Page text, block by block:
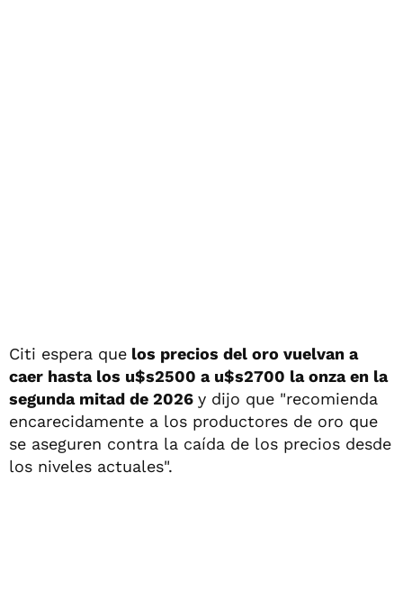
Citi espera que los precios del oro vuelvan a
caer hasta los u$s2500 a u$s2700 la onza en la
segunda mitad de 2026 y dijo que "recomienda
encarecidamente a los productores de oro que
se aseguren contra la caída de los precios desde
los niveles actuales".